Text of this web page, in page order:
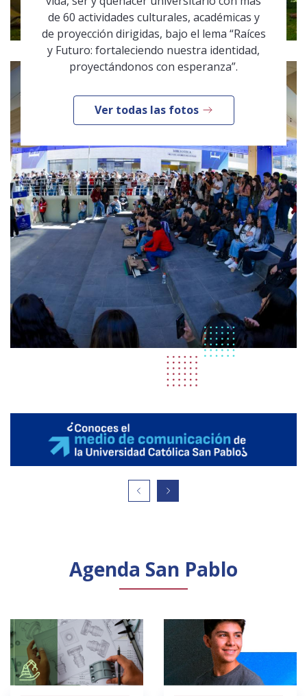
de 60 actividades culturales, académicas y
de proyección dirigidas, bajo el lema “Raíces
y Futuro: fortaleciendo nuestra identidad,
proyectándonos con esperanza”.
Ver todas las fotos
Agenda San Pablo